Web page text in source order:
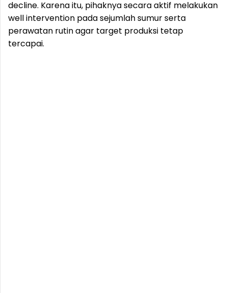
decline. Karena itu, pihaknya secara aktif melakukan
well intervention pada sejumlah sumur serta
perawatan rutin agar target produksi tetap
tercapai.